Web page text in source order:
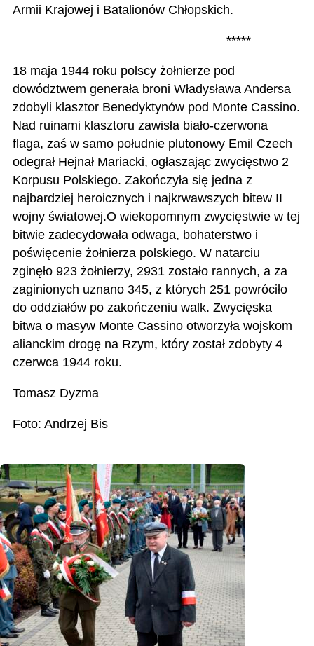
Armii Krajowej i Batalionów Chłopskich.
*****
18 maja 1944 roku polscy żołnierze pod
dowództwem generała broni Władysława Andersa
zdobyli klasztor Benedyktynów pod Monte Cassino.
Nad ruinami klasztoru zawisła biało-czerwona
flaga, zaś w samo południe plutonowy Emil Czech
odegrał Hejnał Mariacki, ogłaszając zwycięstwo 2
Korpusu Polskiego. Zakończyła się jedna z
najbardziej heroicznych i najkrwawszych bitew II
wojny światowej.O wiekopomnym zwycięstwie w tej
bitwie zadecydowała odwaga, bohaterstwo i
poświęcenie żołnierza polskiego. W natarciu
zginęło 923 żołnierzy, 2931 zostało rannych, a za
zaginionych uznano 345, z których 251 powróciło
do oddziałów po zakończeniu walk. Zwycięska
bitwa o masyw Monte Cassino otworzyła wojskom
alianckim drogę na Rzym, który został zdobyty 4
czerwca 1944 roku.
Tomasz Dyzma
Foto: Andrzej Bis